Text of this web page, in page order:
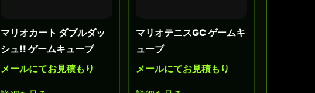
マリオカート ダブルダッ
シュ!! ゲームキューブ
メールにてお見積もり
マリオテニスGC ゲームキ
ューブ
メールにてお見積もり